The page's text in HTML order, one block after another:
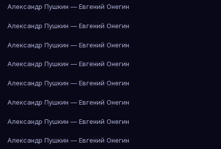
Александр Пушкин — Евгений Онегин
Александр Пушкин — Евгений Онегин
Александр Пушкин — Евгений Онегин
Александр Пушкин — Евгений Онегин
Александр Пушкин — Евгений Онегин
Александр Пушкин — Евгений Онегин
Александр Пушкин — Евгений Онегин
Александр Пушкин — Евгений Онегин